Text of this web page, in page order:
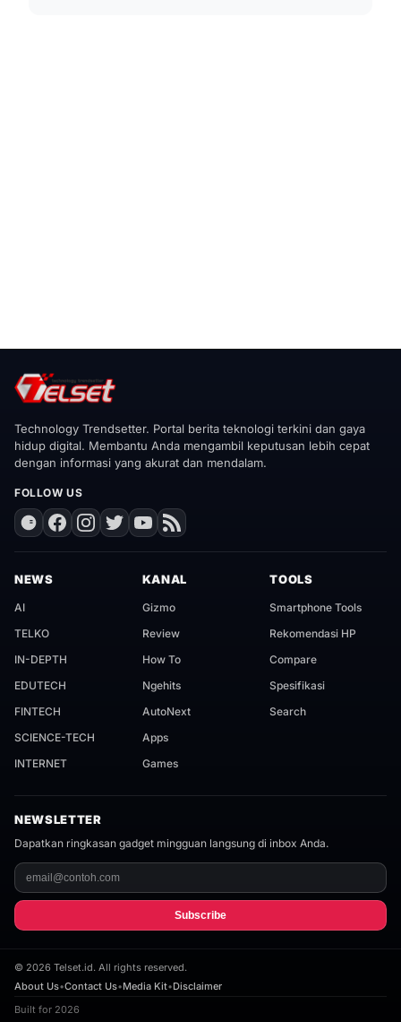
Technology Trendsetter. Portal berita teknologi terkini dan gaya
hidup digital. Membantu Anda mengambil keputusan lebih cepat
dengan informasi yang akurat dan mendalam.
FOLLOW US
NEWS
AI
TELKO
IN-DEPTH
EDUTECH
FINTECH
SCIENCE-TECH
INTERNET
KANAL
Gizmo
Review
How To
Ngehits
AutoNext
Apps
Games
TOOLS
Smartphone Tools
Rekomendasi HP
Compare
Spesifikasi
Search
NEWSLETTER
Dapatkan ringkasan gadget mingguan langsung di inbox Anda.
Subscribe
© 2026 Telset.id. All rights reserved.
About Us•Contact Us•Media Kit•Disclaimer
Built for 2026